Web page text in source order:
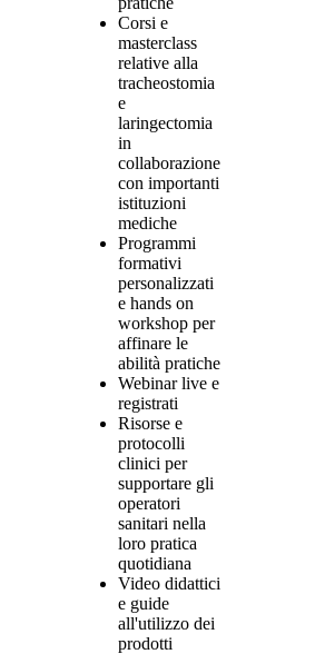
Corsi e
masterclass
relative alla
tracheostomia
e
laringectomia
in
collaborazione
con importanti
istituzioni
mediche
Programmi
formativi
personalizzati
e hands on
workshop per
affinare le
abilità pratiche
Webinar live e
registrati
Risorse e
protocolli
clinici per
supportare gli
operatori
sanitari nella
loro pratica
quotidiana
Video didattici
e guide
all'utilizzo dei
prodotti